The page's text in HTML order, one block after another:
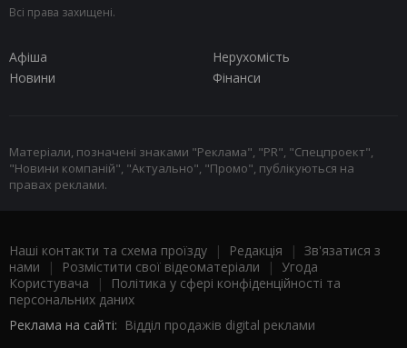
Всі права захищені.
Афіша
Нерухомість
Новини
Фінанси
Матеріали, позначені знаками "Реклама", "PR", "Спецпроект",
"Новини компаній", "Актуально", "Промо", публікуються на
правах реклами.
Наші контакти та схема проїзду | Редакція | Зв'язатися з
нами | Розмістити свої відеоматеріали | Угода
Користувача |
Політика у сфері конфіденційності та
персональних даних
Реклама на сайті: Відділ продажів digital реклами